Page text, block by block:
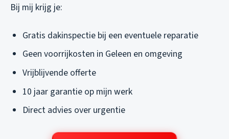
Bij mij krijg je:
Gratis dakinspectie bij een eventuele reparatie
Geen voorrijkosten in Geleen en omgeving
Vrijblijvende offerte
10 jaar garantie op mijn werk
Direct advies over urgentie